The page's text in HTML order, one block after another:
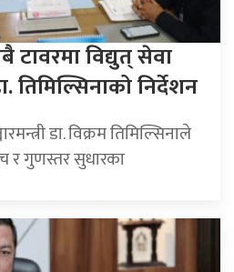
विद्युत् सेवा
तिमिल्सिनाको निर्देशन
डा. विक्रम तिमिल्सिनाले
र गुणस्तर सुधारका